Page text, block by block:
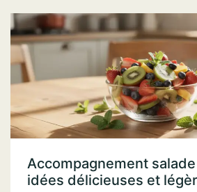
Accompagnement
idées délicieuses et